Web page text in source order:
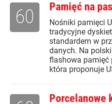
Pamięć na
Nośniki pamięci
tradycyjne
standardem w
danych. Na
flashowa pamięć
która proponuje
60
Porcelanowe